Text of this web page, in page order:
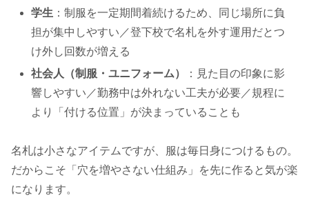
学生 ：制服を一定期間着続けるため、同じ場所に負
担が集中しやすい／登下校で名札を外す運用だとつ
け外し回数が増える
社会人（制服・ユニフォーム）
：見た目の印象に影
響しやすい／勤務中は外れない工夫が必要／規程に
より「付ける位置」が決まっていることも
名札は小さなアイテムですが、服は毎日身につけるもの。
だからこそ「穴を増やさない仕組み」を先に作ると気が楽
になります。